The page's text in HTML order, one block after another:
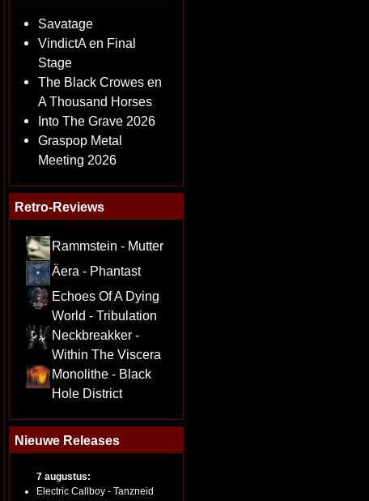
Savatage
VindictA en Final
Stage
The Black Crowes en
A Thousand Horses
Into The Grave 2026
Graspop Metal
Meeting 2026
Retro-Reviews
Rammstein - Mutter
Äera - Phantast
Echoes Of A Dying
World - Tribulation
Neckbreakker -
Within The Viscera
Monolithe - Black
Hole District
Nieuwe Releases
7 augustus:
Electric Callboy - Tanzneid